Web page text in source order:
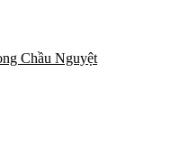
Chầu Nguyệt